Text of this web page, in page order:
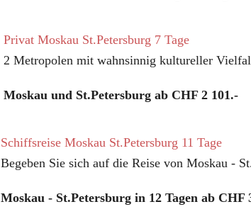
Privat Moskau St.Petersburg 7 Tage
2 Metropolen mit wahnsinnig kultureller
Moskau und St.Petersburg ab CHF 2 101.-
Schiffsreise Moskau St.Petersburg 11 Tage
Begeben Sie sich auf die Reise von Moskau -
Moskau - St.Petersburg in 12 Tagen ab CHF